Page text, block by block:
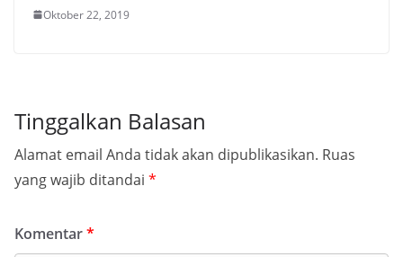
Oktober 22, 2019
Tinggalkan Balasan
Alamat email Anda tidak akan dipublikasikan. Ruas
yang wajib ditandai *
Komentar*